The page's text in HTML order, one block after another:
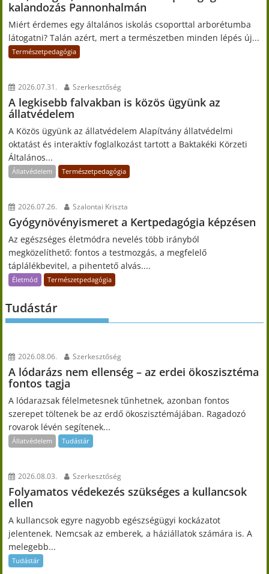
kalandozás Pannonhalmán
Miért érdemes egy általános iskolás csoporttal arborétumba
látogatni? Talán azért, mert a természetben minden lépés új...
Természetpedagógia
2026.07.31. Szerkesztőség
A legkisebb falvakban is közös ügyünk az
állatvédelem
A Közös ügyünk az állatvédelem Alapítvány állatvédelmi
oktatást és interaktív foglalkozást tartott a Baktakéki Körzeti
Általános...
Állatvédelem Természetpedagógia
2026.07.26. Szalontai Kriszta
Gyógynövényismeret a Kertpedagógia képzésen
Az egészséges életmódra nevelés több irányból
megközelíthető: fontos a testmozgás, a megfelelő
táplálékbevitel, a pihentető alvás....
Életmód Természetpedagógia
Tudástár
2026.08.06. Szerkesztőség
A lódarázs nem ellenség – az erdei ökoszisztéma
fontos tagja
A lódarazsak félelmetesnek tűnhetnek, azonban fontos
szerepet töltenek be az erdő ökoszisztémájában. Ragadozó
rovarok lévén segítenek...
Állatvédelem Tudástár
2026.08.03. Szerkesztőség
Folyamatos védekezés szükséges a kullancsok
ellen
A kullancsok egyre nagyobb egészségügyi kockázatot
jelentenek. Nemcsak az emberek, a háziállatok számára is. A
melegebb...
Tudástár